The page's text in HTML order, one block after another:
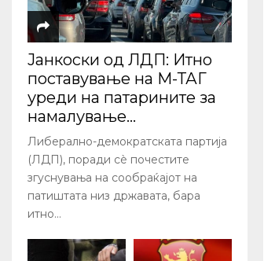
Јанкоски од ЛДП: Итно
поставување на М-ТАГ
уреди на патарините за
намалување...
Либерално-демократската партија
(ЛДП), поради сѐ почестите
згуснувања на сообраќајот на
патиштата низ државата, бара
итно...